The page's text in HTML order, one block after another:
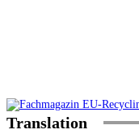
Translation